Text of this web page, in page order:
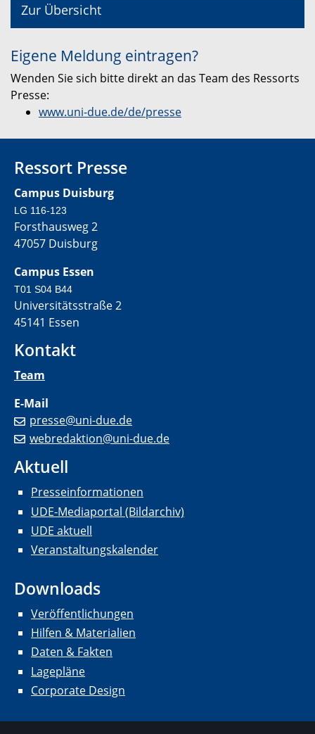
Zur Übersicht
Eigene Meldung eintragen?
Wenden Sie sich bitte direkt an das Team des Ressorts
Presse:
www.uni-due.de/de/presse
Ressort Presse
Campus Duisburg
LG 116-123
Forsthausweg 2
47057 Duisburg
Campus Essen
T01 S04 B44
Universitätsstraße 2
45141 Essen
Kontakt
Team
E-Mail
presse@uni-due.de
webredaktion@uni-due.de
Aktuell
Presseinformationen
UDE-Mediaportal (Bildarchiv)
UDE aktuell
Veranstaltungskalender
Downloads
Veröffentlichungen
Hilfen & Materialien
Daten & Fakten
Lagepläne
Corporate Design